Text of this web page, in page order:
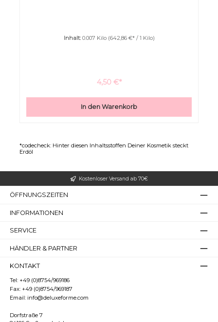
Inhalt: 0.007 Kilo (642,86 €* / 1 Kilo)
4,50 €*
In den Warenkorb
*codecheck: Hinter diesen Inhaltsstoffen Deiner Kosmetik steckt
Erdöl
Kostenloser Versand ab 70€
ÖFFNUNGSZEITEN
INFORMATIONEN
SERVICE
HÄNDLER & PARTNER
KONTAKT
Tel: +49 (0)8754/969186
Fax: +49 (0)8754/969187
Email: info@deluxeforme.com
Dorfstraße 7
Bilder ausblenden Zurücksetzen